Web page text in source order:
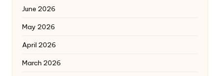
June 2026
May 2026
April 2026
March 2026